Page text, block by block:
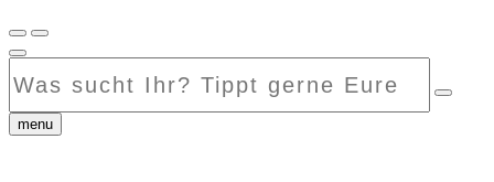
sucht
Tippt
menu